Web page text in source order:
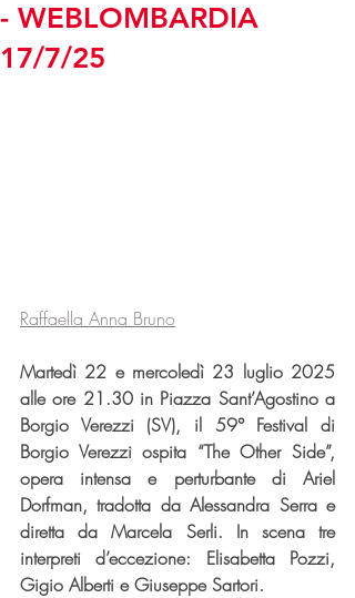
- WEBLOMBARDIA
17/7/25
Raffaella Anna Bruno
Martedì 22 e mercoledì 23 luglio 2025
alle ore 21.30 in Piazza Sant’Agostino a
Borgio Verezzi (SV), il 59° Festival di
Borgio Verezzi ospita “The Other Side”,
opera intensa e perturbante di Ariel
Dorfman, tradotta da Alessandra Serra e
diretta da Marcela Serli. In scena tre
interpreti d’eccezione: Elisabetta Pozzi,
Gigio Alberti e Giuseppe Sartori.